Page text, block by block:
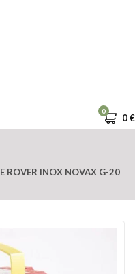
0
0€
ROVER INOX NOVAX G-20